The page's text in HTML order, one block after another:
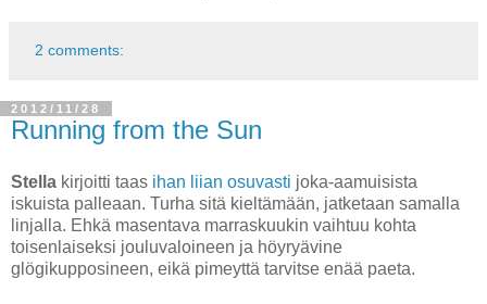
2 comments:
2012/11/28
Running from the Sun
Stella kirjoitti taas ihan liian osuvasti joka-aamuisista
iskuista palleaan. Turha sitä kieltämään, jatketaan samalla
linjalla. Ehkä masentava marraskuukin vaihtuu kohta
toisenlaiseksi jouluvaloineen ja höyryävine
glögikupposineen, eikä pimeyttä tarvitse enää paeta.